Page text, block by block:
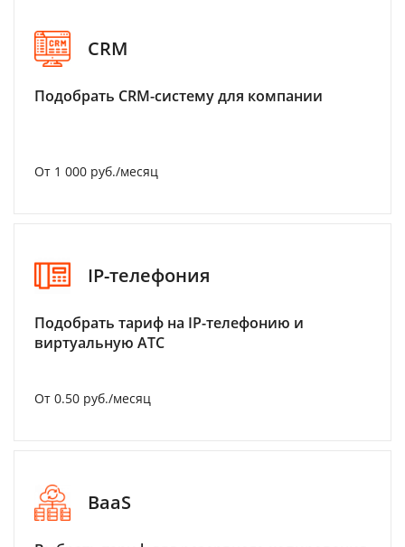
CRM
Подобрать CRM-систему для компании
От 1 000 руб./месяц
IP-телефония
Подобрать тариф на IP-телефонию и
виртуальную АТС
От 0.50 руб./месяц
BaaS